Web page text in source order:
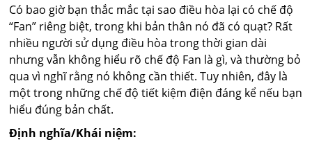
Có bao giờ bạn thắc mắc tại sao điều hòa lại có chế độ
“Fan” riêng biệt, trong khi bản thân nó đã có quạt? Rất
nhiều người sử dụng điều hòa trong thời gian dài
nhưng vẫn không hiểu rõ chế độ Fan là gì, và thường bỏ
qua vì nghĩ rằng nó không cần thiết. Tuy nhiên, đây là
một trong những chế độ tiết kiệm điện đáng kể nếu bạn
hiểu đúng bản chất.
Định nghĩa/Khái niệm: